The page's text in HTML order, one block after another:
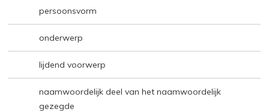
persoonsvorm
onderwerp
lijdend voorwerp
naamwoordelijk deel van het naamwoordelijk
gezegde